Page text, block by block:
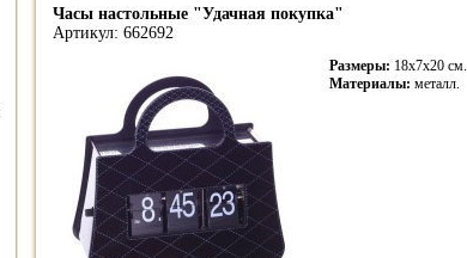
Часы настольные "Удачная покупка"
Артикул: 662692
Размеры: 18х7х20 см.
Материалы: металл.